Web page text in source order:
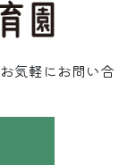
気軽にお問い合